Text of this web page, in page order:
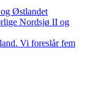
Østlandet
Nordsjø II og
Vi foreslår fem